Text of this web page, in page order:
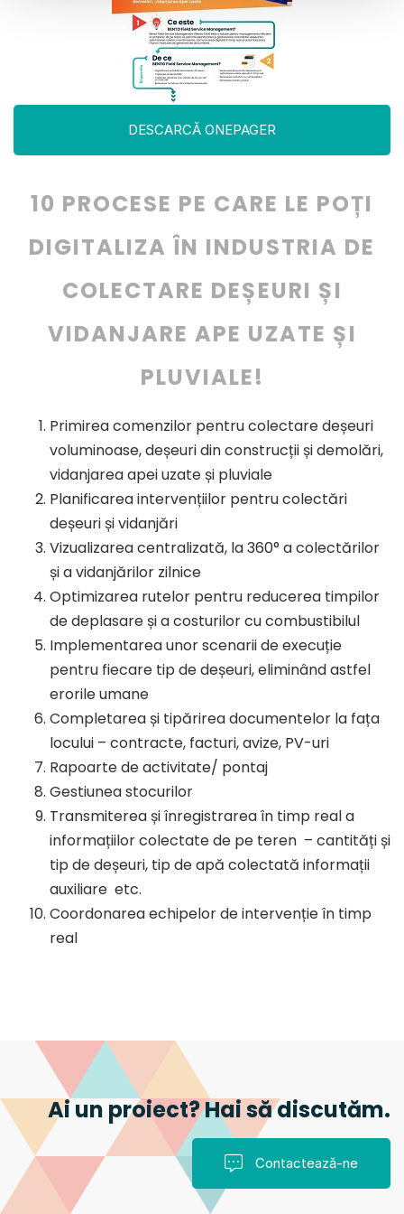
DESCARCĂ ONEPAGER
10 PROCESE PE CARE LE POȚI
DIGITALIZA ÎN INDUSTRIA DE
COLECTARE DEȘEURI ȘI
VIDANJARE APE UZATE ȘI
PLUVIALE!
Primirea comenzilor pentru colectare deșeuri
voluminoase, deșeuri din construcții și demolări,
vidanjarea apei uzate și pluviale
Planificarea intervențiilor pentru colectări
deșeuri și vidanjări
Vizualizarea centralizată, la 360° a colectărilor
și a vidanjărilor zilnice
Optimizarea rutelor pentru reducerea timpilor
de deplasare și a costurilor cu combustibilul
Implementarea unor scenarii de execuție
pentru fiecare tip de deșeuri, eliminând astfel
erorile umane
Completarea și tipărirea documentelor la fața
locului – contracte, facturi, avize, PV-uri
Rapoarte de activitate/ pontaj
Gestiunea stocurilor
Transmiterea și înregistrarea în timp real a
informațiilor colectate de pe teren – cantități și
tip de deșeuri, tip de apă colectată informații
auxiliare etc.
Coordonarea echipelor de intervenție în timp
real
Ai un proiect? Hai să discutăm.
Contactează-ne